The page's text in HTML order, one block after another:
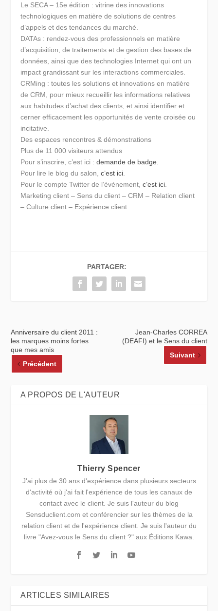
Le SECA – 15e édition : vitrine des innovations
technologiques en matière de solutions de centres
d’appels et des tendances du marché.
DATAs : rendez-vous des professionnels en matière
d’acquisition, de traitements et de gestion des bases de
données, ainsi que des technologies Internet qui ont un
impact grandissant sur les interactions commerciales.
CRMing : toutes les solutions et innovations en matière
de CRM, pour mieux recueillir les informations relatives
aux habitudes d’achat des clients, et ainsi identifier et
cerner efficacement les opportunités de vente croisée ou
incitative.
Des espaces rencontres & démonstrations
Plus de 11 000 visiteurs attendus
Pour s’inscrire, c’est ici :demande de badge.
Pour lire le blog du salon,c’est ici
Pour le compte Twitter de l’événement,c’est ici
Marketing client – Sens du client – CRM – Relation client
– Culture client – Expérience client
PARTAGER:
Anniversaire du client 2011 :
les marques moins fortes
que mes amis
Précédent
Jean-Charles CORREA
(DEAFI) et le Sens du client
Suivant
A PROPOS DE L'AUTEUR
Thierry Spencer
J'ai plus de 30 ans d'expérience dans plusieurs secteurs
d'activité où j'ai fait l'expérience de tous les canaux de
contact avec le client. Je suis l'auteur du blog
Sensduclient.com et conférencier sur les thèmes de la
relation client et de l'expérience client. Je suis l'auteur du
livre "Avez-vous le Sens du client ?" aux Éditions Kawa.
ARTICLES SIMILAIRES